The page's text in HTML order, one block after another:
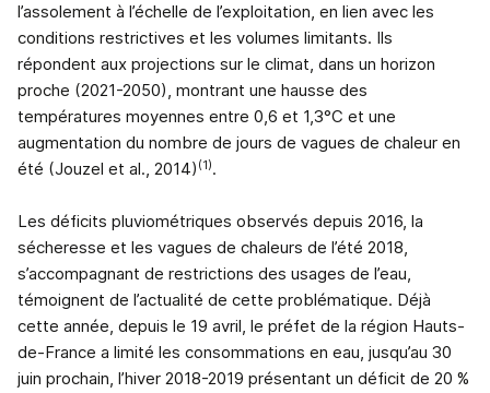
l’assolement à l’échelle de l’exploitation, en lien avec les
conditions restrictives et les volumes limitants. Ils
répondent aux projections sur le climat, dans un horizon
proche (2021-2050), montrant une hausse des
températures moyennes entre 0,6 et 1,3°C et une
augmentation du nombre de jours de vagues de chaleur en
été (Jouzel et al., 2014) (1).
Les déficits pluviométriques observés depuis 2016, la
sécheresse et les vagues de chaleurs de l’été 2018,
s’accompagnant de restrictions des usages de l’eau,
témoignent de l’actualité de cette problématique. Déjà
cette année, depuis le 19 avril, le préfet de la région Hauts-
de-France a limité les consommations en eau, jusqu’au 30
juin prochain, l’hiver 2018-2019 présentant un déficit de 20 %